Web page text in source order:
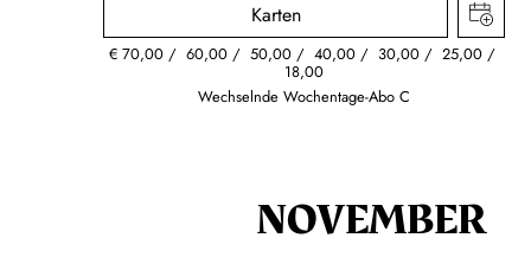
Karten
€ 70,00 60,00 50,00 40,00 30,00 25,00
18,00
Wechselnde Wochentage-Abo C
NOVEMBER